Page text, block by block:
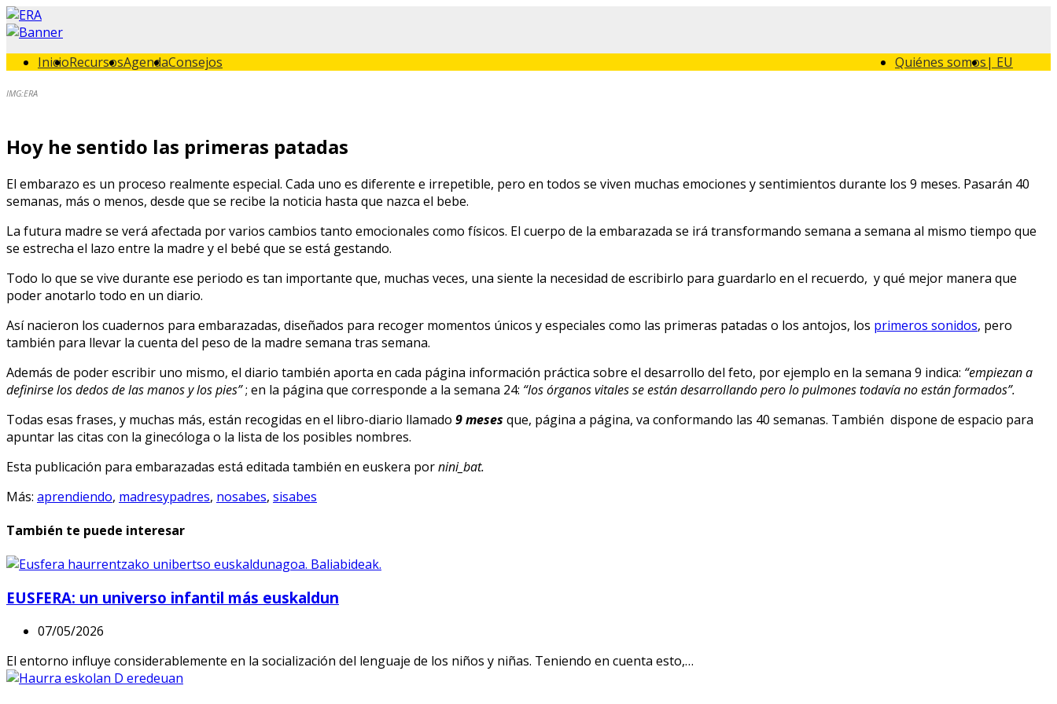
InicioRecursosAgendaConsejos Quiénes somos| EU
IMG:ERA
Hoy he sentido las primeras patadas
El embarazo es un proceso realmente especial. Cada uno es diferente e irrepetible, pero en todos se viven muchas emociones y sentimientos durante los 9 meses. Pasarán 40
semanas, más o menos, desde que se recibe la noticia hasta que nazca el bebe.
La futura madre se verá afectada por varios cambios tanto emocionales como físicos. El cuerpo de la embarazada se irá transformando semana a semana al mismo tiempo que
se estrecha el lazo entre la madre y el bebé que se está gestando.
Todo lo que se vive durante ese periodo es tan importante que, muchas veces, una siente la necesidad de escribirlo para guardarlo en el recuerdo, y qué mejor manera que
poder anotarlo todo en un diario.
Así nacieron los cuadernos para embarazadas, diseñados para recoger momentos únicos y especiales como las primeras patadas o los antojos, los primeros sonidos, pero
también para llevar la cuenta del peso de la madre semana tras semana.
Además de poder escribir uno mismo, el diario también aporta en cada página información práctica sobre el desarrollo del feto, por ejemplo en la semana 9 indica: “empiezan a
definirse los dedos de las manos y los pies”; en la página que corresponde a la semana 24: “los órganos vitales se están desarrollando pero lo pulmones todavía no están formados”.
Todas esas frases, y muchas más, están recogidas en el libro-diario llamado 9 meses que, página a página, va conformando las 40 semanas. También dispone de espacio para
apuntar las citas con la ginecóloga o la lista de los posibles nombres.
Esta publicación para embarazadas está editada también en euskera pornini_bat.
Más: aprendiendo, madresypadres, nosabes, sisabes
También te puede interesar
EUSFERA: un universo infantil más euskaldun
07/05/2026
El entorno influye considerablemente en la socialización del lenguaje de los niños y niñas. Teniendo en cuenta esto,…